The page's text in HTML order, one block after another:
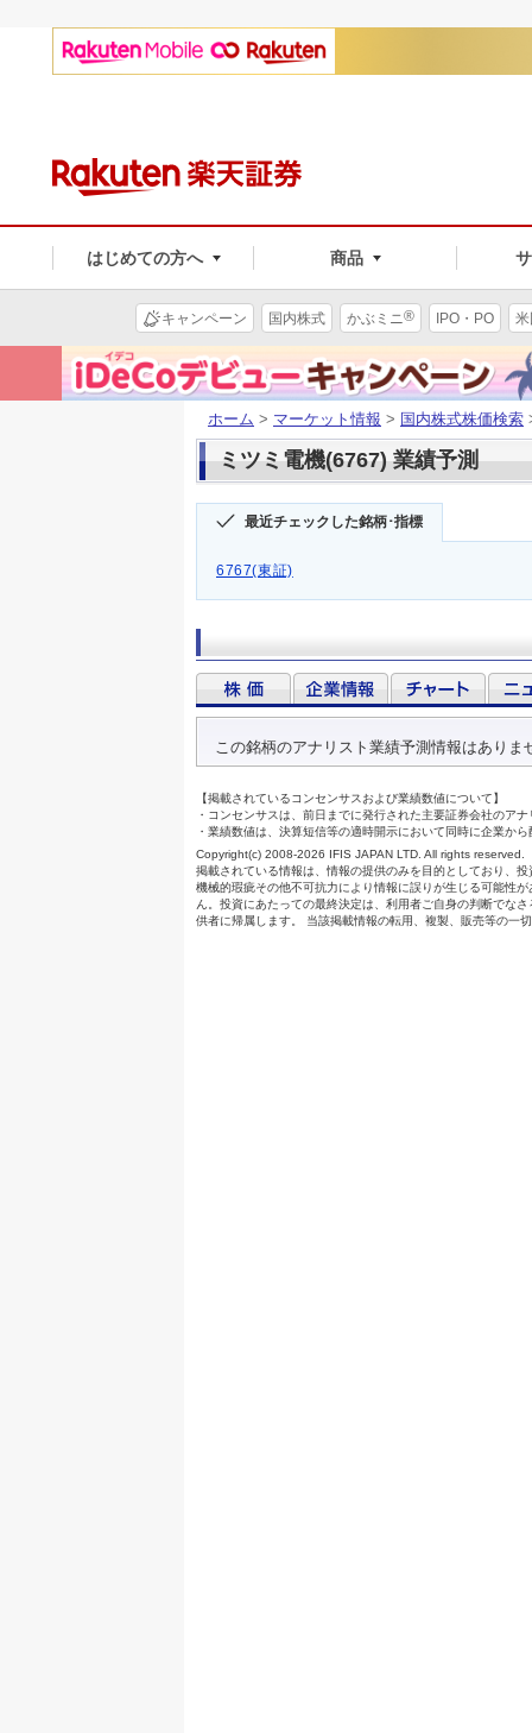
はじめての方へ 商品
キャンペーン 国内株式 かぶミニ® IPO・PO
ホーム > マーケット情報 > 国内株式株価検索
ミツミ電機(6767) 業績予測
最近チェックした銘柄･指標
6767(東証)